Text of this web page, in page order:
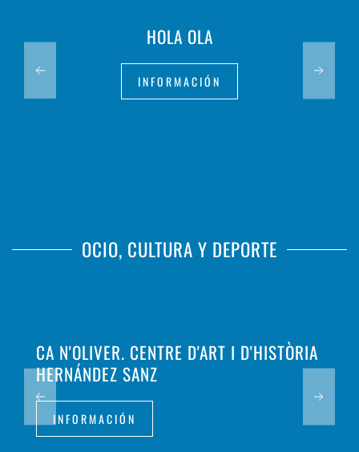
HOLA OLA
INFORMACIÓN
OCIO, CULTURA Y DEPORTE
CA N'OLIVER. CENTRE D'ART I D'HISTÒRIA
HERNÁNDEZ SANZ
INFORMACIÓN